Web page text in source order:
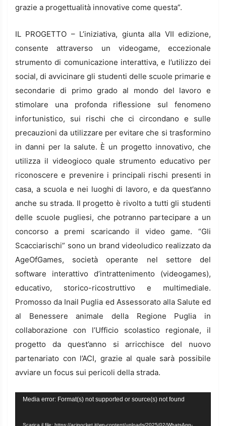
grazie a progettualità innovative come questa”.
IL PROGETTO – L’iniziativa, giunta alla VII edizione,
consente attraverso un videogame, eccezionale
strumento di comunicazione interattiva, e l’utilizzo dei
social, di avvicinare gli studenti delle scuole primarie e
secondarie di primo grado al mondo del lavoro e
stimolare una profonda riflessione sul fenomeno
infortunistico, sui rischi che ci circondano e sulle
precauzioni da utilizzare per evitare che si trasformino
in danni per la salute. È un progetto innovativo, che
utilizza il videogioco quale strumento educativo per
riconoscere e prevenire i principali rischi presenti in
casa, a scuola e nei luoghi di lavoro, e da quest’anno
anche su strada. Il progetto è rivolto a tutti gli studenti
delle scuole pugliesi, che potranno partecipare a un
concorso a premi scaricando il video game. “Gli
Scacciarischi” sono un brand videoludico realizzato da
AgeOfGames, società operante nel settore del
software interattivo d’intrattenimento (videogames),
educativo, storico-ricostruttivo e multimediale.
Promosso da Inail Puglia ed Assessorato alla Salute ed
al Benessere animale della Regione Puglia in
collaborazione con l’Ufficio scolastico regionale, il
progetto da quest’anno si arricchisce del nuovo
partenariato con l’ACI, grazie al quale sarà possibile
avviare un focus sui pericoli della strada.
Video
Media error: Format(s) not supported or source(s) not found
Scarica il file: https://acipocket.it/wp-content/uploads/2025/02/WhatsApp-